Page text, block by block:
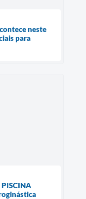
neste
para
PISCINA